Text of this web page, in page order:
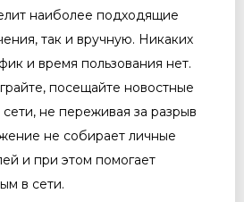
наиболее подходящие
так и вручную. Никаких
и время пользования нет.
посещайте новостные
не переживая за разрыв
не собирает личные
и при этом помогает
в сети.